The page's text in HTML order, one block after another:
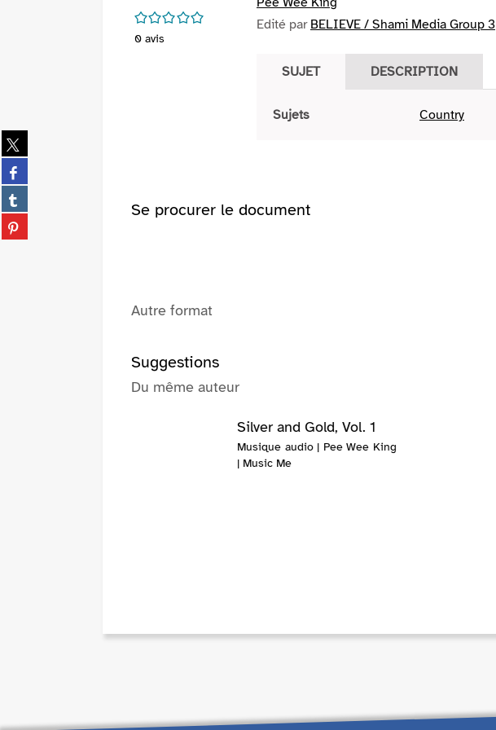
Partager
sur
twitter
(Nouvelle
fenêtre)
Partager
sur
facebook
(Nouvelle
fenêtre)
Partager
sur
tumblr
Partager
sur
/5
0 avis
Edité par BELIEVE / Shami Media Group 3
SUJET DESCRIPTION
Sujets Country
Se procurer le document
Autre format
Suggestions
Du même auteur
Silver and Gold, Vol. 1
Musique audio | Pee Wee King
| Music Me